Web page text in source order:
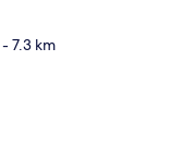
- 7.3 km